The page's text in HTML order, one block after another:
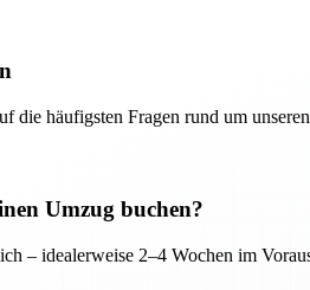
die häufigsten Fragen rund um
Umzug buchen?
– idealerweise 2–4 Wochen im